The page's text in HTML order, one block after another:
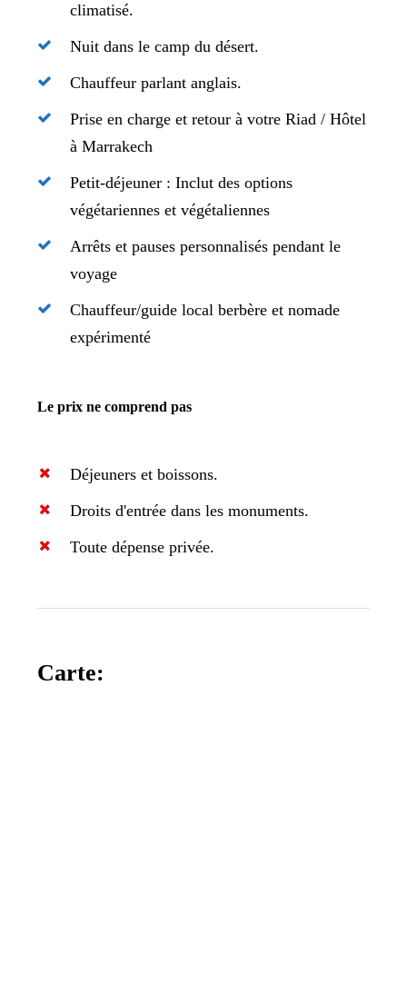
climatisé.
Nuit dans le camp du désert.
Chauffeur parlant anglais.
Prise en charge et retour à votre Riad / Hôtel
à Marrakech
Petit-déjeuner : Inclut des options
végétariennes et végétaliennes
Arrêts et pauses personnalisés pendant le
voyage
Chauffeur/guide local berbère et nomade
expérimenté
Le prix ne comprend pas
Déjeuners et boissons.
Droits d'entrée dans les monuments.
Toute dépense privée.
Carte: